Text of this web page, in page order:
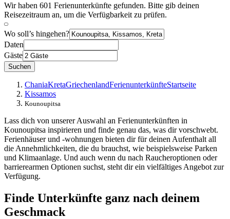
Wir haben 601 Ferienunterkünfte gefunden. Bitte gib deinen
Reisezeitraum an, um die Verfügbarkeit zu prüfen.
Wo soll’s hingehen?
Daten
Gäste
Suchen
ChaniaKretaGriechenlandFerienunterkünfteStartseite
Kissamos
Kounoupitsa
Lass dich von unserer Auswahl an Ferienunterkünften in
Kounoupitsa inspirieren und finde genau das, was dir vorschwebt.
Ferienhäuser und -wohnungen bieten dir für deinen Aufenthalt all
die Annehmlichkeiten, die du brauchst, wie beispielsweise Parken
und Klimaanlage. Und auch wenn du nach Raucheroptionen oder
barrierearmen Optionen suchst, steht dir ein vielfältiges Angebot zur
Verfügung.
Finde Unterkünfte ganz nach deinem
Geschmack